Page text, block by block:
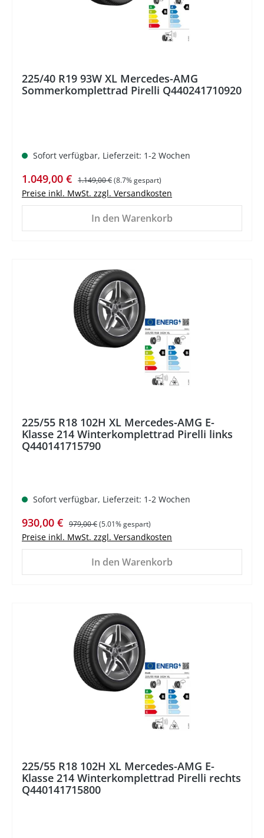
225/40 R19 93W XL Mercedes-AMG
Sommerkomplettrad Pirelli Q440241710920
Sofort verfügbar, Lieferzeit: 1-2 Wochen
Verkaufspreis:
1.049,00 € Regulärer Preis:
1.149,00 €(8.7% gespart)
Preise inkl. MwSt. zzgl. Versandkosten
In den Warenkorb
225/55 R18 102H XL Mercedes-AMG E-
Klasse 214 Winterkomplettrad Pirelli links
Q440141715790
Sofort verfügbar, Lieferzeit: 1-2 Wochen
Verkaufspreis:
930,00 € Regulärer Preis:
979,00 €(5.01% gespart)
Preise inkl. MwSt. zzgl. Versandkosten
In den Warenkorb
225/55 R18 102H XL Mercedes-AMG E-
Klasse 214 Winterkomplettrad Pirelli rechts
Q440141715800